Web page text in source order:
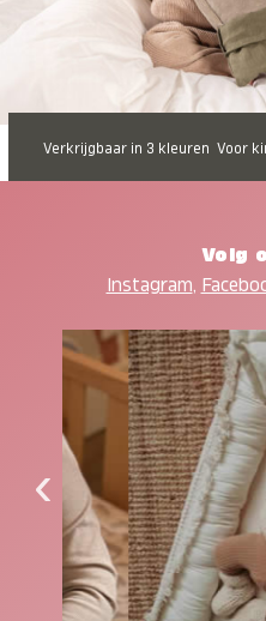
Verkrijgbaar in 3 kleuren Voor
Volg
Instagram,
‹